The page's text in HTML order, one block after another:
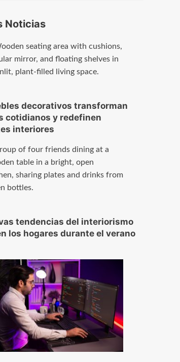
Noticias
decorativos transforman
cotidianos y redefinen
interiores
tendencias del interiorismo
los hogares durante el verano